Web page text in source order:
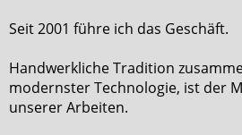
Seit 2001 führe ich das Geschäft.
Handwerkliche Tradition
modernster Technologie, ist der
unserer Arbeiten.